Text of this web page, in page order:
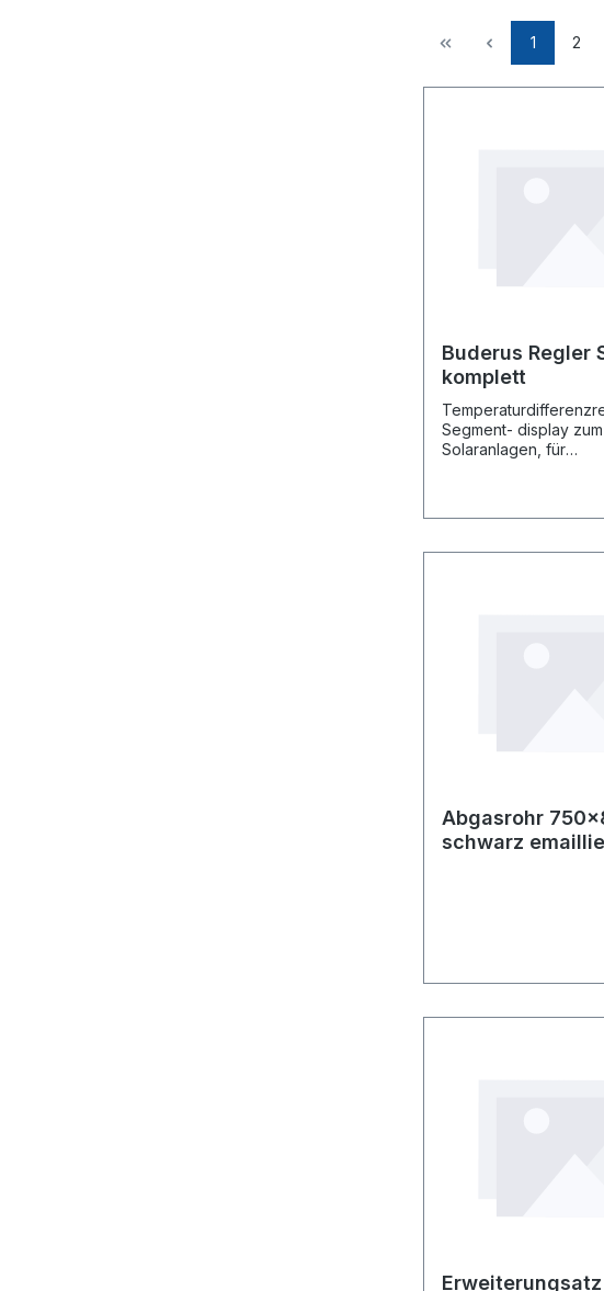
1 2
Buderus Regler
komplett
Segment- display zum
Solaranlagen, für
Verbindung mit
chertemperatur und
Abgasrohr
schwarz